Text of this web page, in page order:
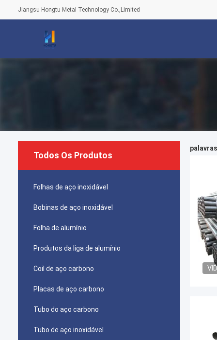
Jiangsu Hongtu Metal Technology Co.,Limited
Todos Os Produtos
Folhas de aço inoxidável
Bobinas de aço inoxidável
Folha de alumínio
Produtos da liga de alumínio
Coil de aço carbono
Placas de aço carbono
Tubo do aço carbono
Tubo de aço inoxidável